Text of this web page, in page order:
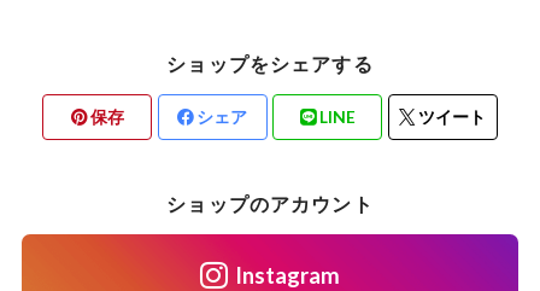
ショップをシェアする
保存 シェア LINE ツイート
ショップのアカウント
Instagram